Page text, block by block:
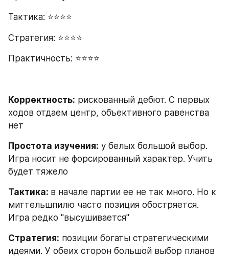
Тактика: ⭐⭐⭐⭐
Стратегия: ⭐⭐⭐⭐
Практичность: ⭐⭐⭐⭐
Корректность: рискованный дебют. С первых
ходов отдаем центр, объективного равенства
нет
Простота изучения: у белых большой выбор.
Игра носит не форсированный характер. Учить
будет тяжело
Тактика: в начале партии ее не так много. Но к
миттельшпилю часто позиция обостряется.
Игра редко "высушивается"
Стратегия: позиции богаты стратегическими
идеями. У обеих сторон большой выбор планов